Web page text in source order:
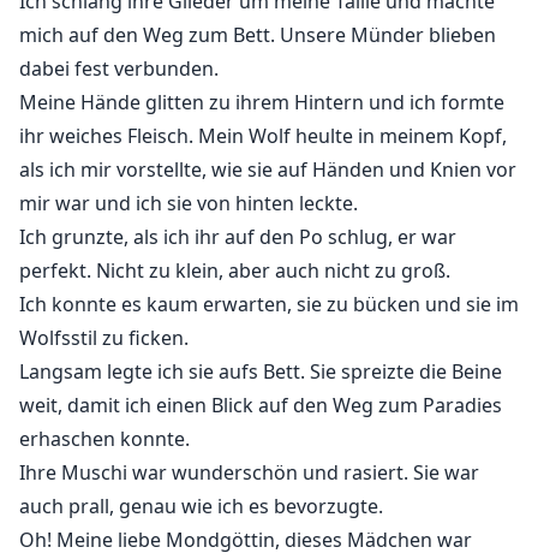
mich auf den Weg zum Bett. Unsere Münder blieben
dabei fest verbunden.
Meine Hände glitten zu ihrem Hintern und ich formte
ihr weiches Fleisch. Mein Wolf heulte in meinem Kopf,
als ich mir vorstellte, wie sie auf Händen und Knien vor
mir war und ich sie von hinten leckte.
Ich grunzte, als ich ihr auf den Po schlug, er war
perfekt. Nicht zu klein, aber auch nicht zu groß.
Ich konnte es kaum erwarten, sie zu bücken und sie im
Wolfsstil zu ficken.
Langsam legte ich sie aufs Bett. Sie spreizte die Beine
weit, damit ich einen Blick auf den Weg zum Paradies
erhaschen konnte.
Ihre Muschi war wunderschön und rasiert. Sie war
auch prall, genau wie ich es bevorzugte.
Oh! Meine liebe Mondgöttin, dieses Mädchen war